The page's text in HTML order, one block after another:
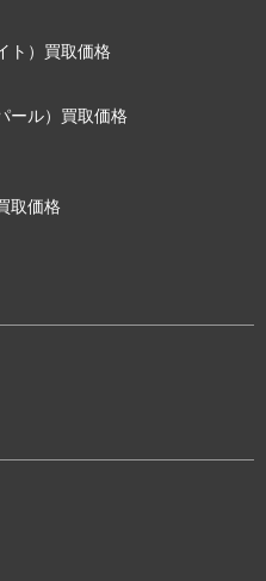
ト）買取価格
ール）買取価格
取価格